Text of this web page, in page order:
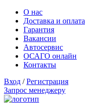
О нас
Доставка и оплата
Гарантия
Вакансии
Автосервис
ОСАГО онлайн
Контакты
Вход / Регистрация
Запрос менеджеру